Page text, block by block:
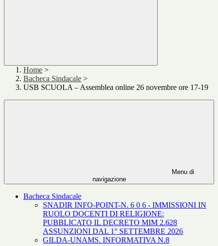
Home >
Bacheca Sindacale >
USB SCUOLA – Assemblea online 26 novembre ore 17-19
Menu di
navigazione
Bacheca Sindacale
SNADIR INFO-POINT-N. 6 0 6 - IMMISSIONI IN
RUOLO DOCENTI DI RELIGIONE:
PUBBLICATO IL DECRETO MIM 2.628
ASSUNZIONI DAL 1° SETTEMBRE 2026
GILDA-UNAMS. INFORMATIVA N.8